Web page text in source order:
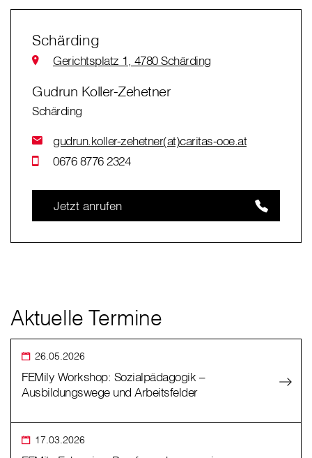
Schärding
Gerichtsplatz 1, 4780 Schärding
Gudrun Koller-Zehetner
Schärding
gudrun.koller-zehetner(at)caritas-ooe.at
0676 8776 2324
Jetzt anrufen
Aktuelle Termine
26.05.2026
FEMily Workshop: Sozialpädagogik –
Ausbildungswege und Arbeitsfelder
17.03.2026